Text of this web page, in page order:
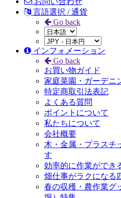
言語選択 / 通貨
Go back
インフォメーション
Go back
お買い物ガイド
家庭菜園・ガーデニ
特定商取引法表記
よくある質問
ポイントについて
私たちについて
会社概要
木・金属・プラスチ
す
効率的に作業ができ
畑仕事がラクになる
春の収穫・農作業グ